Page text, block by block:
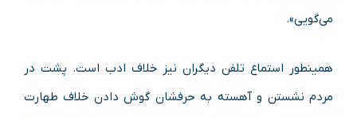
می‌گویی».
همینطور استماع تلفن دیگران نیز خلاف ادب است. پشت در
مردم نشستن و آهسته به حرفشان گوش دادن خلاف طهارت